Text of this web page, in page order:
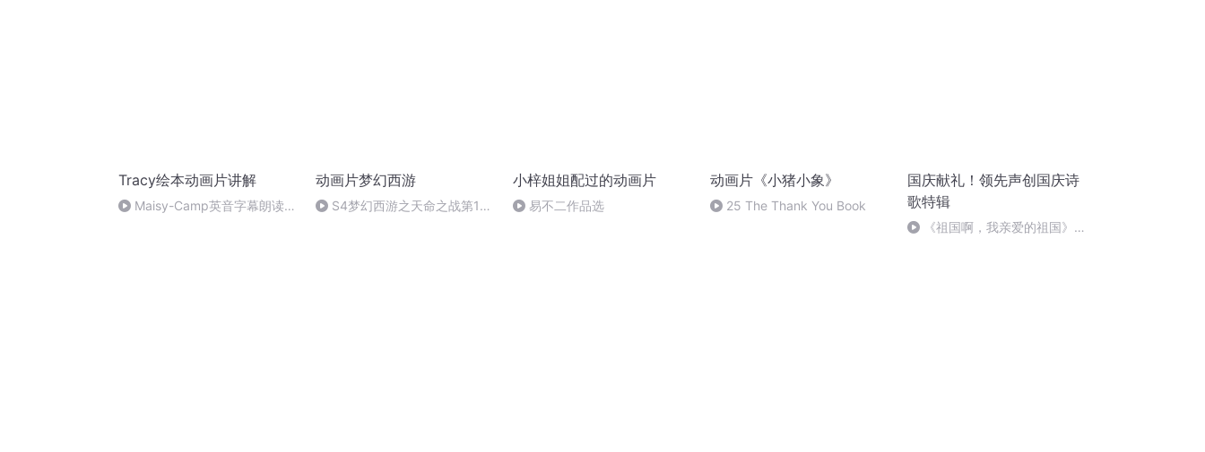
Tracy绘本动画片讲解
Maisy-Camp英音字幕朗读讲
动画片梦幻西游
S4梦幻西游之天命之战第13
小梓姐姐配过的动画片
易不二作品选
动画片《小猪小象》
25 The Thank You Book
国庆献礼！领先声创国庆诗
歌特辑
《祖国啊，我亲爱的祖国》温